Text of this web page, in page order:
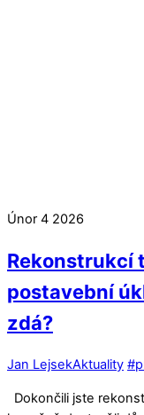
Únor 4 2026
Rekonstrukcí
postavební
zdá?
Jan LejsekAktuality
Dokončili jste